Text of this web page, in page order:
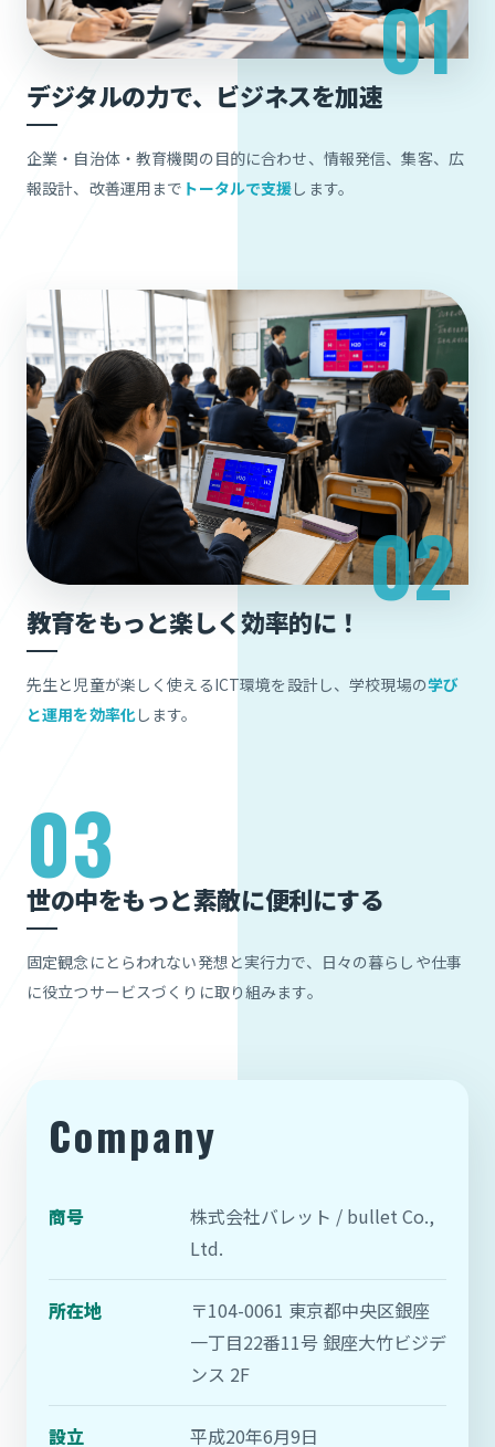
デジタルの力で、ビジネスを加速
企業・自治体・教育機関の目的に合わせ、情報発信、集客、広
報設計、改善運用まで トータルで支援します。
教育をもっと楽しく効率的に！
先生と児童が楽しく使えるICT環境を設計し、学校現場の学び
と運用を効率化します。
03
世の中をもっと素敵に便利にする
固定観念にとらわれない発想と実行力で、日々の暮らしや仕事
に役立つサービスづくりに取り組みます。
Company
商号
株式会社バレット / bullet Co.,
Ltd.
所在地
〒104-0061 東京都中央区銀座
一丁目22番11号 銀座大竹ビジデ
ンス 2F
設立 平成20年6月9日